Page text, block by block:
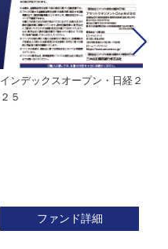
インデックスオープン・日経２
２５
ファンド詳細